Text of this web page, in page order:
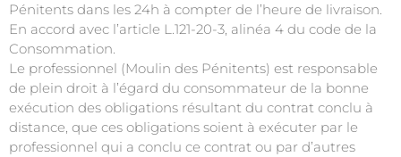
Pénitents dans les 24h à compter de l’heure de livraison.
En accord avec l’article L.121-20-3, alinéa 4 du code de la
Consommation.
Le professionnel (Moulin des Pénitents) est responsable
de plein droit à l’égard du consommateur de la bonne
exécution des obligations résultant du contrat conclu à
distance, que ces obligations soient à exécuter par le
professionnel qui a conclu ce contrat ou par d’autres